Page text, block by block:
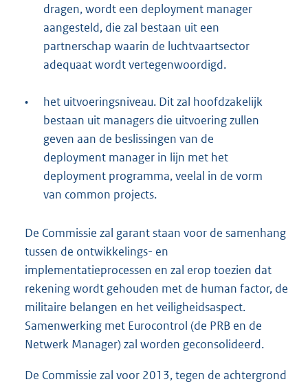
dragen, wordt een deployment manager
aangesteld, die zal bestaan uit een
partnerschap waarin de luchtvaartsector
adequaat wordt vertegenwoordigd.
•
het uitvoeringsniveau. Dit zal hoofdzakelijk
bestaan uit managers die uitvoering zullen
geven aan de beslissingen van de
deployment manager in lijn met het
deployment programma, veelal in de vorm
van common projects.
De Commissie zal garant staan voor de samenhang
tussen de ontwikkelings- en
implementatieprocessen en zal erop toezien dat
rekening wordt gehouden met de human factor, de
militaire belangen en het veiligheidsaspect.
Samenwerking met Eurocontrol (de PRB en de
Netwerk Manager) zal worden geconsolideerd.
De Commissie zal voor 2013, tegen de achtergrond